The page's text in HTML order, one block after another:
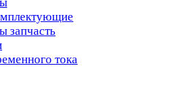
запчасть
тока